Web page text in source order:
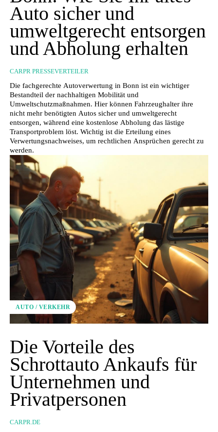
Auto sicher und
umweltgerecht entsorgen
und Abholung erhalten
CARPR PRESSEVERTEILER
Die fachgerechte Autoverwertung in Bonn ist ein wichtiger
Bestandteil der nachhaltigen Mobilität und
Umweltschutzmaßnahmen. Hier können Fahrzeughalter ihre
nicht mehr benötigten Autos sicher und umweltgerecht
entsorgen, während eine kostenlose Abholung das lästige
Transportproblem löst. Wichtig ist die Erteilung eines
Verwertungsnachweises, um rechtlichen Ansprüchen gerecht zu
werden.
AUTO / VERKEHR
Die Vorteile des
Schrottauto Ankaufs für
Unternehmen und
Privatpersonen
CARPR.DE